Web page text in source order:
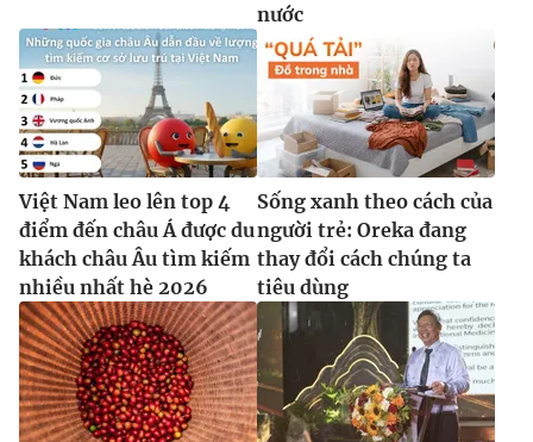
nước
Việt Nam leo lên top 4
điểm đến châu Á được du
khách châu Âu tìm kiếm
nhiều nhất hè 2026
Sống xanh theo cách của
người trẻ: Oreka đang
thay đổi cách chúng ta
tiêu dùng